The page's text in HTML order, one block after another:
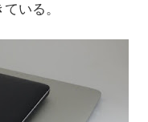
いる。